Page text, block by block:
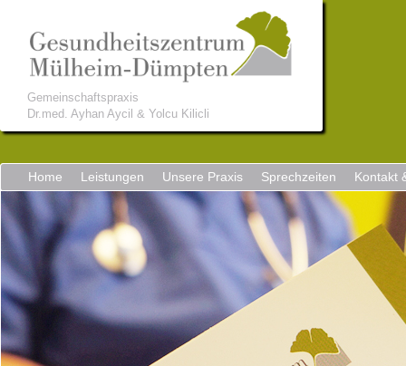
Gemeinschaftspraxis
Dr.med. Ayhan Aycil & Yolcu Kilicli
Home Leistungen Unsere Praxis Sprechzeiten Kontakt